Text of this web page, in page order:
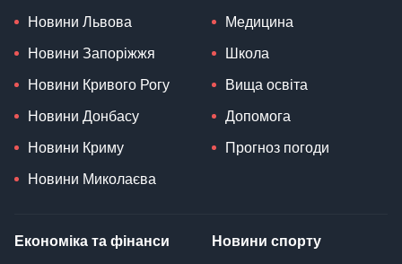
Новини Львова
Новини Запоріжжя
Новини Кривого Рогу
Новини Донбасу
Новини Криму
Новини Миколаєва
Медицина
Школа
Вища освіта
Допомога
Прогноз погоди
Економіка та фінанси Новини спорту